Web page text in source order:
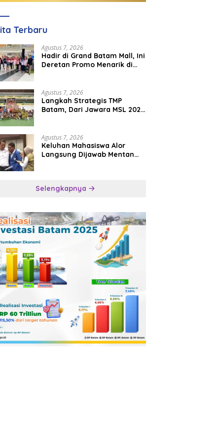
Terbaru
Agustus 7, 2026
Hadir di Grand Batam Mall, Ini
Deretan Promo Menarik di
Agustus 7, 2026
Langkah Strategis TMP
Batam, Dari Jawara MSL 2026
Agustus 7, 2026
Keluhan Mahasiswa Alor
Langsung Dijawab Mentan
Selengkapnya